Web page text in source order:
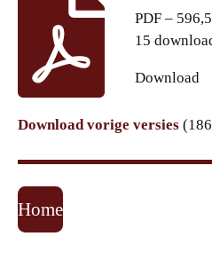
PDF –
15
Download
Download vorige versies
Home